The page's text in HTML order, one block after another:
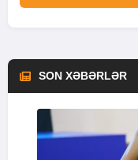
SON XƏBƏRLƏR